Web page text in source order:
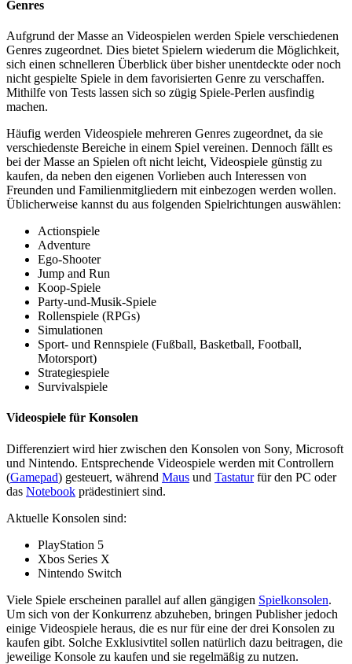
Genres
Aufgrund der Masse an Videospielen werden Spiele verschiedenen
Genres zugeordnet. Dies bietet Spielern wiederum die Möglichkeit,
sich einen schnelleren Überblick über bisher unentdeckte oder noch
nicht gespielte Spiele in dem favorisierten Genre zu verschaffen.
Mithilfe von Tests lassen sich so zügig Spiele-Perlen ausfindig
machen.
Häufig werden Videospiele mehreren Genres zugeordnet, da sie
verschiedenste Bereiche in einem Spiel vereinen. Dennoch fällt es
bei der Masse an Spielen oft nicht leicht, Videospiele günstig zu
kaufen, da neben den eigenen Vorlieben auch Interessen von
Freunden und Familienmitgliedern mit einbezogen werden wollen.
Üblicherweise kannst du aus folgenden Spielrichtungen auswählen:
Actionspiele
Adventure
Ego-Shooter
Jump and Run
Koop-Spiele
Party-und-Musik-Spiele
Rollenspiele (RPGs)
Simulationen
Sport- und Rennspiele (Fußball, Basketball, Football,
Motorsport)
Strategiespiele
Survivalspiele
Videospiele für Konsolen
Differenziert wird hier zwischen den Konsolen von Sony, Microsoft
und Nintendo. Entsprechende Videospiele werden mit Controllern
(Gamepad) gesteuert, während Maus und Tastaturfür den PC oder
das Notebook prädestiniert sind.
Aktuelle Konsolen sind:
PlayStation 5
Xbos Series X
Nintendo Switch
Viele Spiele erscheinen parallel auf allen gängigen Spielkonsolen.
Um sich von der Konkurrenz abzuheben, bringen Publisher jedoch
einige Videospiele heraus, die es nur für eine der drei Konsolen zu
kaufen gibt. Solche Exklusivtitel sollen natürlich dazu beitragen, die
jeweilige Konsole zu kaufen und sie regelmäßig zu nutzen.